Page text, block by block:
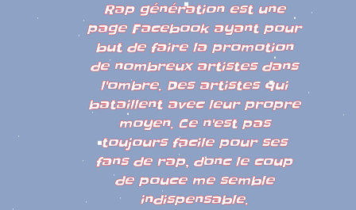
Rap génération est une
page Facebook ayant pour
but de faire la promotion
de nombreux artistes dans
l'ombre. Des artistes qui
bataillent avec leur propre
moyen. Ce n'est pas
toujours facile pour ses
fans de rap, donc le coup
de pouce me semble
indispensable.